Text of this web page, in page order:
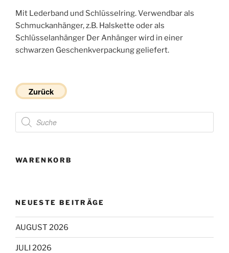
Mit Lederband und Schlüsselring. Verwendbar als
Schmuckanhänger, z.B. Halskette oder als
Schlüsselanhänger Der Anhänger wird in einer
schwarzen Geschenkverpackung geliefert.
Zurück
Products
search
WARENKORB
NEUESTE BEITRÄGE
AUGUST 2026
JULI 2026